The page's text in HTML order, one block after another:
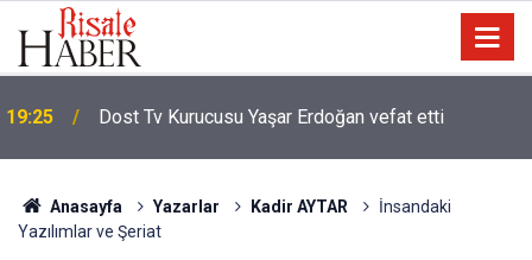
19:25 Dost Tv Kurucusu Yaşar Erdoğan vefat etti
Anasayfa Yazarlar Kadir AYTAR
İnsandaki
Yazılımlar ve Şeriat